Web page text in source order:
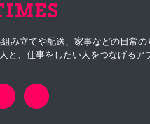
み立てや配送、家事などの日常の
と、仕事をしたい人をつなげるア